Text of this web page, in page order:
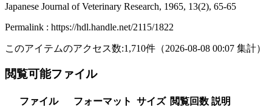
Japanese Journal of Veterinary Research, 1965, 13(2), 65-65
Permalink : https://hdl.handle.net/2115/1822
このアイテムのアクセス数:1,710件 （2026-08-08 00:07 集計）
閲覧可能ファイル
ファイル フォーマット サイズ 閲覧回数 説明